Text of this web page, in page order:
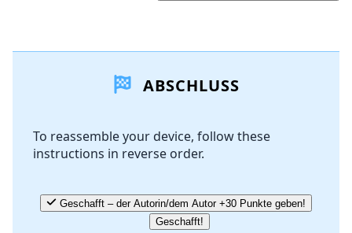
Kommentar hinzufügen
Abbrechen
ABSCHLUSS
To reassemble your device, follow these
instructions in reverse order.
Geschafft – der Autorin/dem Autor +30 Punkte geben!
Geschafft!